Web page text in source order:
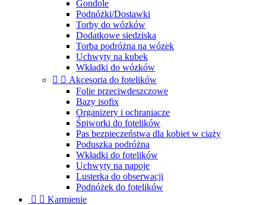
Gondole
Podnóżki/Dostawki
Torby do wózków
Dodatkowe siedziska
Torba podróżna na wózek
Uchwyty na kubek
Wkładki do wózków
  Akcesoria do fotelików
Folie przeciwdeszczowe
Bazy isofix
Organizery i ochraniacze
Śpiworki do fotelików
Pas bezpieczeństwa dla kobiet w ciąży
Poduszka podróżna
Wkładki do fotelików
Uchwyty na napoje
Lusterka do obserwacji
Podnóżek do fotelików
  Karmienie